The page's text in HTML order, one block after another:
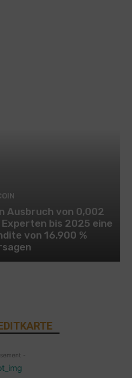
Ausbruch von 0,002
bis 2025 eine
von 16.900 %
-